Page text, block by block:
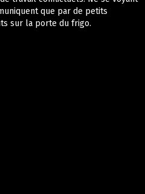
que par de petits
sur la porte du frigo.